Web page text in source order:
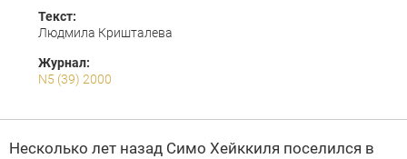
Текст:
Людмила Кришталева
Журнал:
N5 (39) 2000
Несколько лет назад Симо Хейккиля поселился в